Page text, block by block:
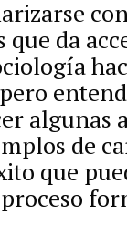
da
algunas
de
que